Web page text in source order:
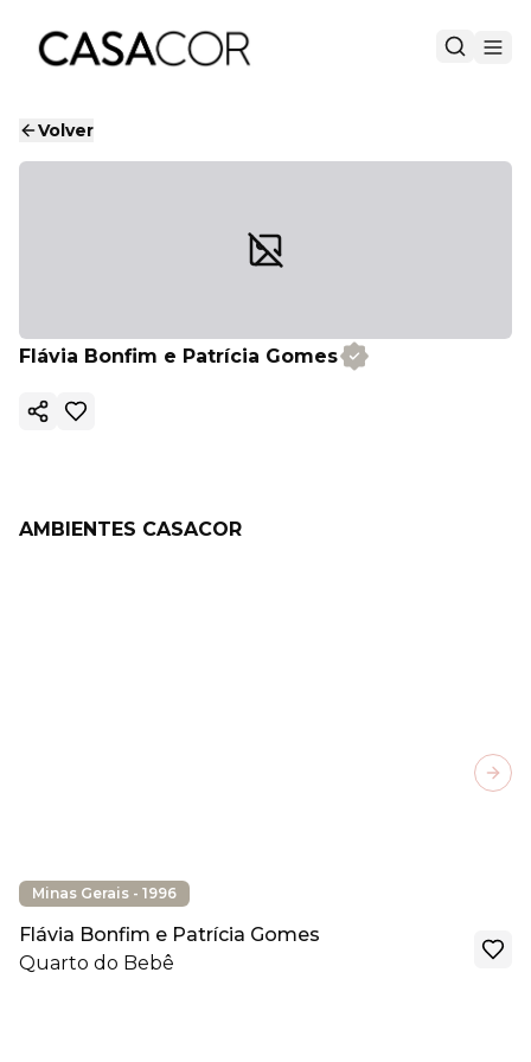
Volver
Flávia Bonfim e Patrícia Gomes
Copiar enlace
AMBIENTES CASACOR
Minas Gerais - 1996
Flávia Bonfim e Patrícia Gomes
Quarto do Bebê